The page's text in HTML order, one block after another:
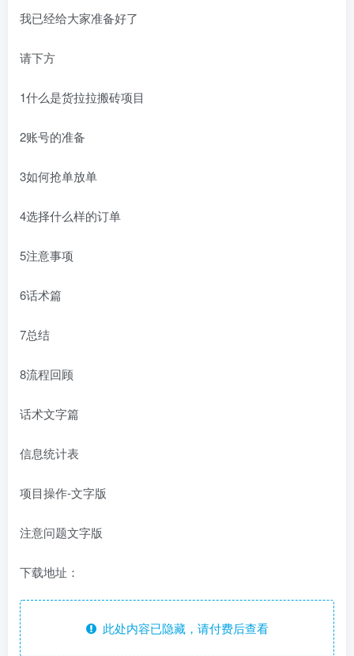
我已经给大家准备好了
请下方
1什么是货拉拉搬砖项目
2账号的准备
3如何抢单放单
4选择什么样的订单
5注意事项
6话术篇
7总结
8流程回顾
话术文字篇
信息统计表
项目操作-文字版
注意问题文字版
下载地址：
此处内容已隐藏，请付费后查看